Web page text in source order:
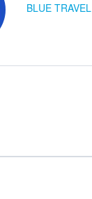
BLUE TRAVEL